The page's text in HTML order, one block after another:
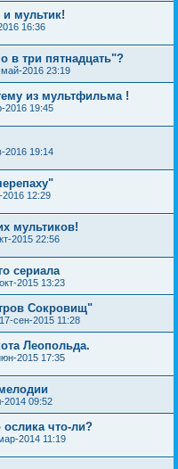
мультик!
16:36
в три пятнадцать"?
2016 23:19
из мультфильма !
2016 19:45
2016 19:14
2016 12:29
мультиков!
2015 22:56
сериала
2015 13:23
Сокровищ"
17-сен-2015 11:28
Леопольда.
2015 17:35
2014 09:52
что-ли?
2014 11:19